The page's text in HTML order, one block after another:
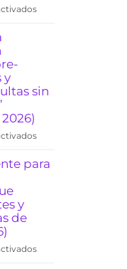
en
WhatsApp:
reduce
sube
ocupación
y
sin
en
para
y
para
y
de
en